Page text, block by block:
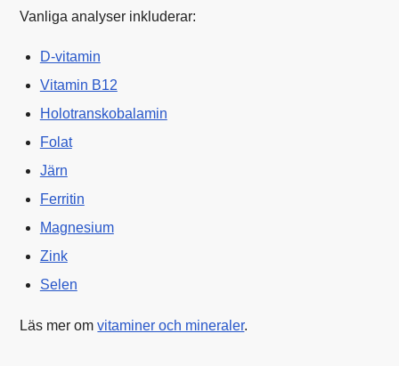
Vanliga analyser inkluderar:
D-vitamin
Vitamin B12
Holotranskobalamin
Folat
Järn
Ferritin
Magnesium
Zink
Selen
Läs mer omvitaminer och mineraler.